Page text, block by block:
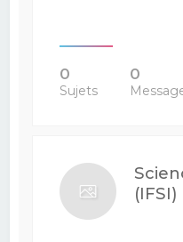
0
Sujets
0
(IFSI)